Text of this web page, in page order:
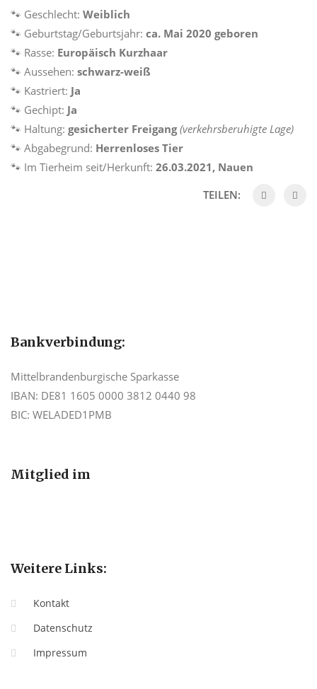
🐾 Geschlecht: Weiblich
🐾 Geburtstag/Geburtsjahr: ca. Mai 2020 geboren
🐾 Rasse: Europäisch Kurzhaar
🐾 Aussehen: schwarz-weiß
🐾 Kastriert: Ja
🐾 Gechipt: Ja
🐾 Haltung: gesicherter Freigang(verkehrsberuhigte Lage)
🐾 Abgabegrund: Herrenloses Tier
🐾 Im Tierheim seit/Herkunft: 26.03.2021, Nauen
TEILEN:
Bankverbindung:
Mittelbrandenburgische Sparkasse
IBAN: DE81 1605 0000 3812 0440 98
BIC: WELADED1PMB
Mitglied im
Weitere Links:
Kontakt
Datenschutz
Impressum